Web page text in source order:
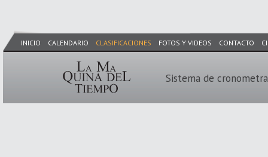
INICIO CALENDARIO CLASIFICACIONES FOTOS Y VIDEOS CONTACTO
Sistema de